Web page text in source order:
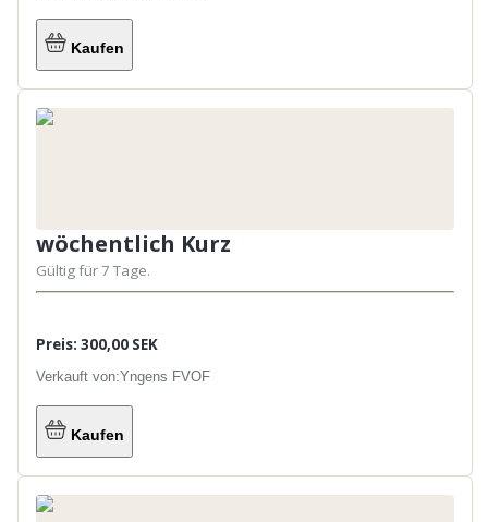
Kaufen
wöchentlich Kurz
Gültig für 7 Tage.
Preis: 300,00 SEK
Verkauft von:Yngens FVOF
Kaufen